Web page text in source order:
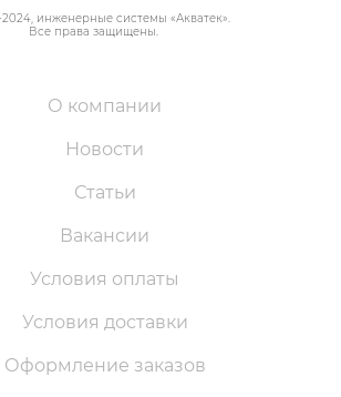
2024, инженерные системы «Акватек».
Все права защищены.
О компании
Новости
Статьи
Вакансии
Условия оплаты
Условия доставки
Оформление заказов